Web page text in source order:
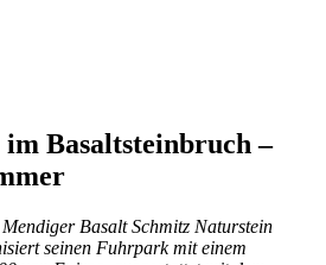
Basaltsteinbruch –
Basalt Schmitz Naturstein
seinen Fuhrpark mit einem